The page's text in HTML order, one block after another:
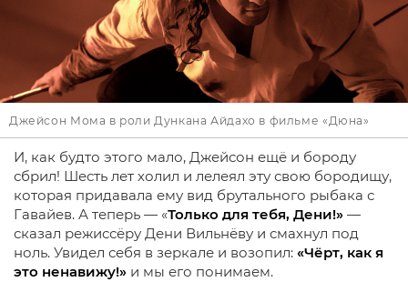
Джейсон Мома в роли Дункана Айдахо в фильме «Дюна»
И, как будто этого мало, Джейсон ещё и бороду
сбрил! Шесть лет холил и лелеял эту свою бородищу,
которая придавала ему вид брутального рыбака с
Гавайев. А теперь — «Только для тебя, Дени!» —
сказал режиссёру Дени Вильнёву и смахнул под
ноль. Увидел себя в зеркале и возопил: «Чёрт, как я
это ненавижу!» и мы его понимаем.